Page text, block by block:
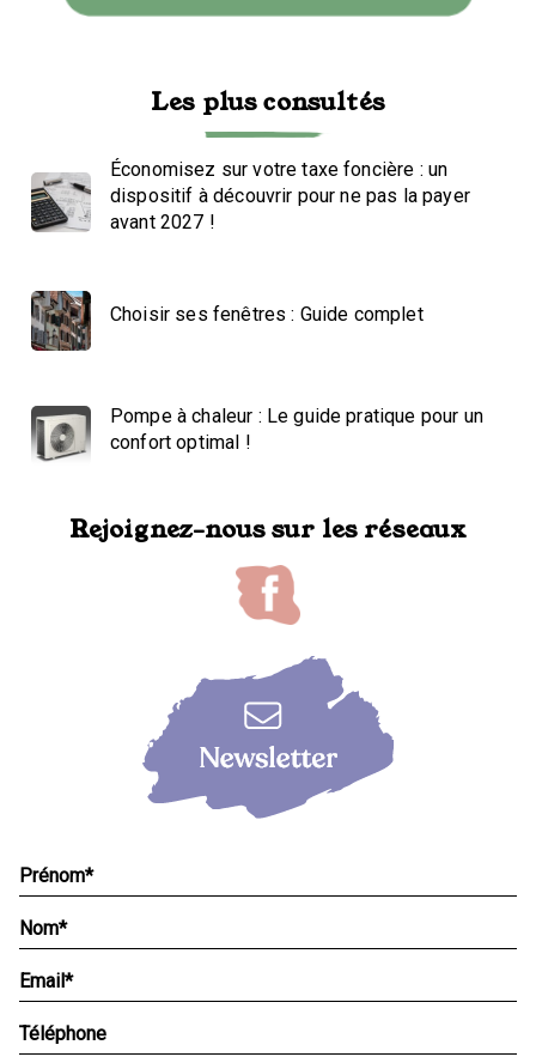
Les plus consultés
Économisez sur votre taxe foncière : un
dispositif à découvrir pour ne pas la payer
avant 2027 !
Choisir ses fenêtres : Guide complet
Pompe à chaleur : Le guide pratique pour un
confort optimal !
Rejoignez-nous sur les réseaux